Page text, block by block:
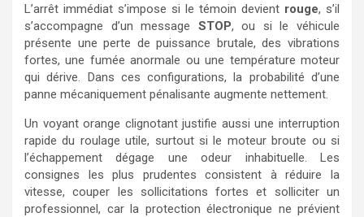
L’arrêt immédiat s’impose si le témoin devient rouge, s’il
s’accompagne d’un message STOP, ou si le véhicule
présente une perte de puissance brutale, des vibrations
fortes, une fumée anormale ou une température moteur
qui dérive. Dans ces configurations, la probabilité d’une
panne mécaniquement pénalisante augmente nettement.
Un voyant orange clignotant justifie aussi une interruption
rapide du roulage utile, surtout si le moteur broute ou si
l’échappement dégage une odeur inhabituelle. Les
consignes les plus prudentes consistent à réduire la
vitesse, couper les sollicitations fortes et solliciter un
professionnel, car la protection électronique ne prévient